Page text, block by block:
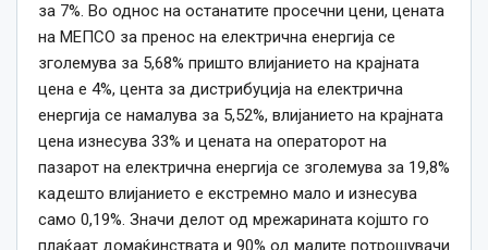
за 7%. Во однос на останатите просечни цени, цената
на МЕПСО за пренос на електрична енергија се
зголемува за 5,68% пришто влијанието на крајната
цена е 4%, цента за дистрибуција на електрична
енергија се намалува за 5,52%, влијанието на крајната
цена изнесува 33% и цената на операторот на
пазарот на електрична енергија се зголемува за 19,8%
кадешто влијанието е екстремно мало и изнесува
само 0,19%. Значи делот од мрежарината којшто го
плаќаат домаќинствата и 90% од малите потрошувачи